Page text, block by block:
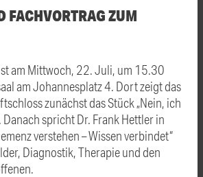
FACHVORTRAG ZUM
am Mittwoch, 22. Juli, um 15.30
am Johannesplatz 4. Dort zeigt das
zunächst das Stück „Nein, ich
Danach spricht Dr. Frank Hettler in
verstehen – Wissen verbindet“
Diagnostik, Therapie und den